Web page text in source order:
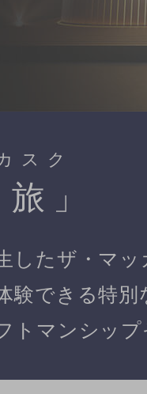
スク
」
したザ・マッ
験できる特別
トマンシッ